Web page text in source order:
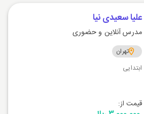
علیا سعیدی نیا
مدرس آنلاین و حضوری
تهران
ابتدایی
قیمت از: